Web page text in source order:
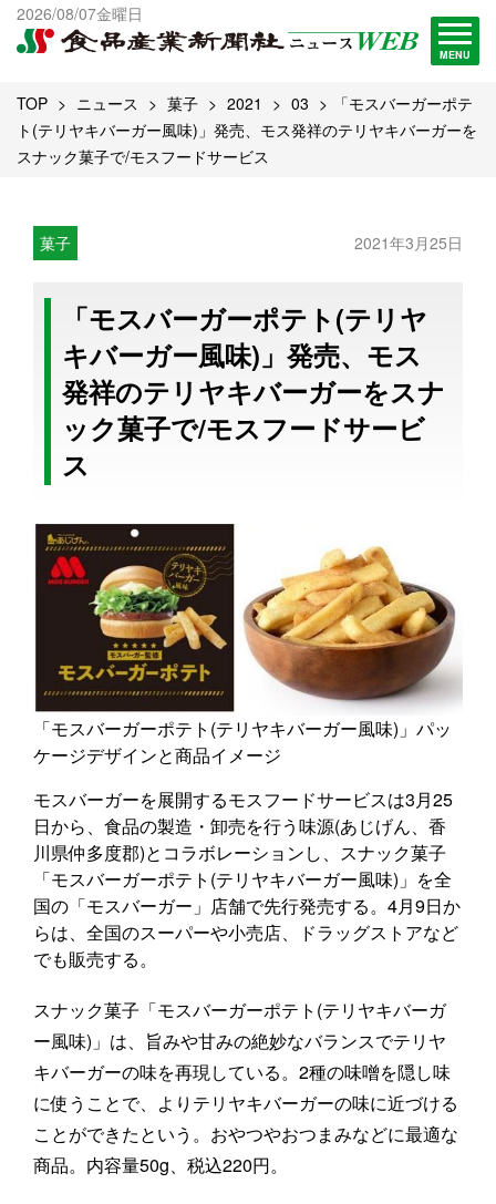
2026/08/07金曜日
MENU
出版物一覧へ
試読・購読申し込み
TOP ニュース 菓子 2021 03
「モスバーガーポテ
ト(テリヤキバーガー風味)」発売、モス発祥のテリヤキバーガーを
スナック菓子で/モスフードサービス
菓子 2021年3月25日
「モスバーガーポテト(テリヤ
キバーガー風味)」発売、モス
発祥のテリヤキバーガーをスナ
ック菓子で/モスフードサービ
ス
「モスバーガーポテト(テリヤキバーガー風味)」パッ
ケージデザインと商品イメージ
モスバーガーを展開するモスフードサービスは3月25
日から、食品の製造・卸売を行う味源(あじげん、香
川県仲多度郡)とコラボレーションし、スナック菓子
「モスバーガーポテト(テリヤキバーガー風味)」を全
国の「モスバーガー」店舗で先行発売する。4月9日か
らは、全国のスーパーや小売店、ドラッグストアなど
でも販売する。
スナック菓子「モスバーガーポテト(テリヤキバーガ
ー風味)」は、旨みや甘みの絶妙なバランスでテリヤ
キバーガーの味を再現している。2種の味噌を隠し味
に使うことで、よりテリヤキバーガーの味に近づける
ことができたという。おやつやおつまみなどに最適な
商品。内容量50g、税込220円。